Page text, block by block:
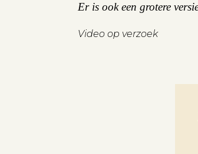
Er is ook een grotere
Video op verzoek